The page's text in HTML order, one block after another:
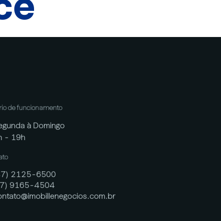
de funcionamento
à Domingo
- 19h
2125-6500
9165-4504